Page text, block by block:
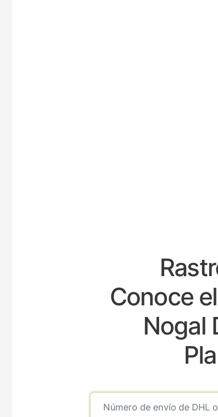
Conoce
Nogal